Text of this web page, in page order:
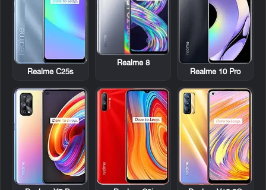
Realme 10 Pro
Realme 8
Realme C25s